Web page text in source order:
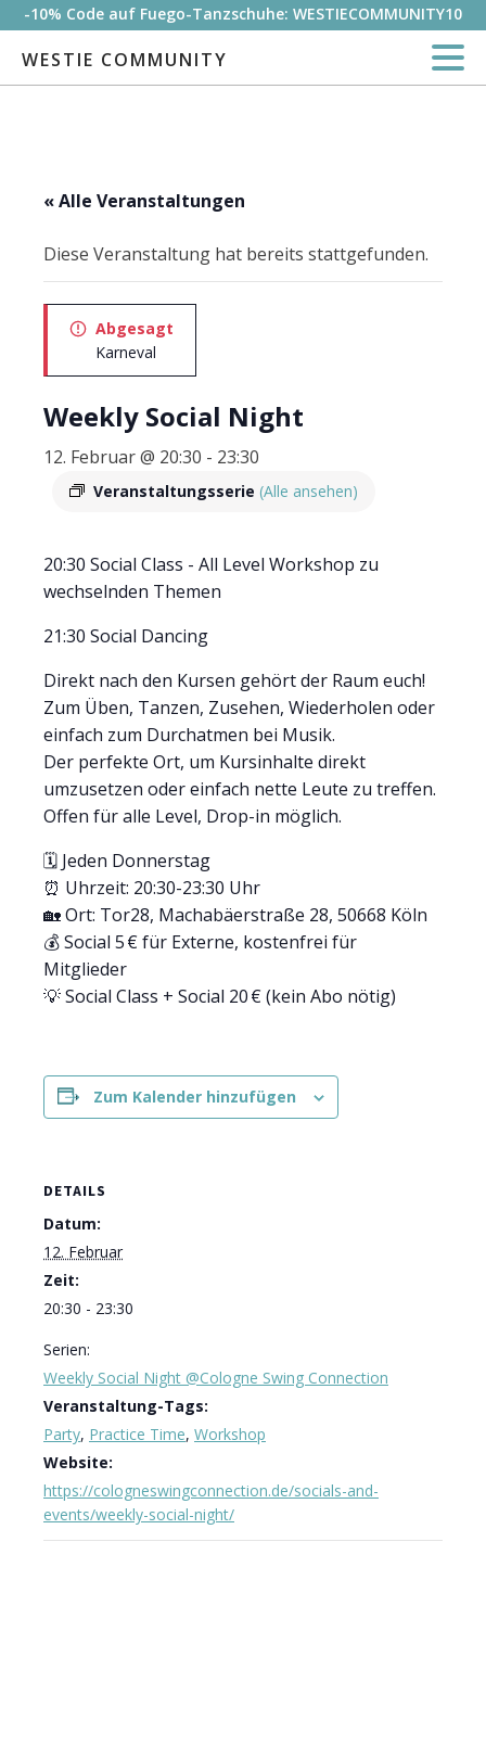
-10% Code auf Fuego-Tanzschuhe: WESTIECOMMUNITY10
WESTIE COMMUNITY
« Alle Veranstaltungen
Diese Veranstaltung hat bereits stattgefunden.
Abgesagt
Karneval
Weekly Social Night
12. Februar @ 20:30 - 23:30
Veranstaltungsserie (Alle ansehen)
20:30 Social Class - All Level Workshop zu
wechselnden Themen
21:30 Social Dancing
Direkt nach den Kursen gehört der Raum euch!
Zum Üben, Tanzen, Zusehen, Wiederholen oder
einfach zum Durchatmen bei Musik.
Der perfekte Ort, um Kursinhalte direkt
umzusetzen oder einfach nette Leute zu treffen.
Offen für alle Level, Drop-in möglich.
🗓 Jeden Donnerstag
⏰ Uhrzeit: 20:30-23:30 Uhr
🏡 Ort: Tor28, Machabäerstraße 28, 50668 Köln
💰 Social 5 € für Externe, kostenfrei für
Mitglieder
💡 Social Class + Social 20 € (kein Abo nötig)
Zum Kalender hinzufügen
DETAILS
Datum:
12. Februar
Zeit:
20:30 - 23:30
Serien:
Weekly Social Night @Cologne Swing Connection
Veranstaltung-Tags:
Party, Practice Time, Workshop
Website:
https://cologneswingconnection.de/socials-and-
events/weekly-social-night/